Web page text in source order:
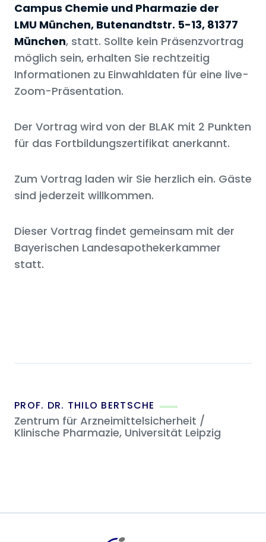
Campus Chemie und Pharmazie der
LMU München, Butenandtstr. 5-13, 81377
München, statt. Sollte kein Präsenzvortrag
möglich sein, erhalten Sie rechtzeitig
Informationen zu Einwahldaten für eine live-
Zoom-Präsentation.
Der Vortrag wird von der BLAK mit 2 Punkten
für das Fortbildungszertifikat anerkannt.
Zum Vortrag laden wir Sie herzlich ein. Gäste
sind jederzeit willkommen.
Dieser Vortrag findet gemeinsam mit der
Bayerischen Landesapothekerkammer
statt.
PROF. DR. THILO BERTSCHE
Zentrum für Arzneimittelsicherheit /
Klinische Pharmazie, Universität Leipzig